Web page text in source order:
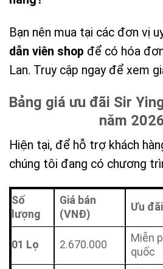
Bạn nên mua tại các đơn vị
dẫn viên shop để có hóa
Lan. Truy cập ngay để xem
Bảng giá ưu đãi Sir
năm
Hiện tại, để hỗ trợ khách
chúng tôi đang có chương
Số
lượng
Giá bán
(VNĐ)
Ưu
01 Lọ 2.670.000
Miễn
quốc